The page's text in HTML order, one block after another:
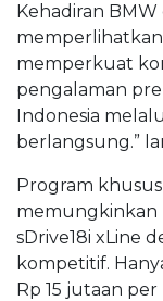
Kehadiran BMW
memperkuat
pengalaman
Indonesia
berlangsung.”
Program khusus
memungkinkan
sDrive18i xLine
kompetitif.
Rp 15 jutaan